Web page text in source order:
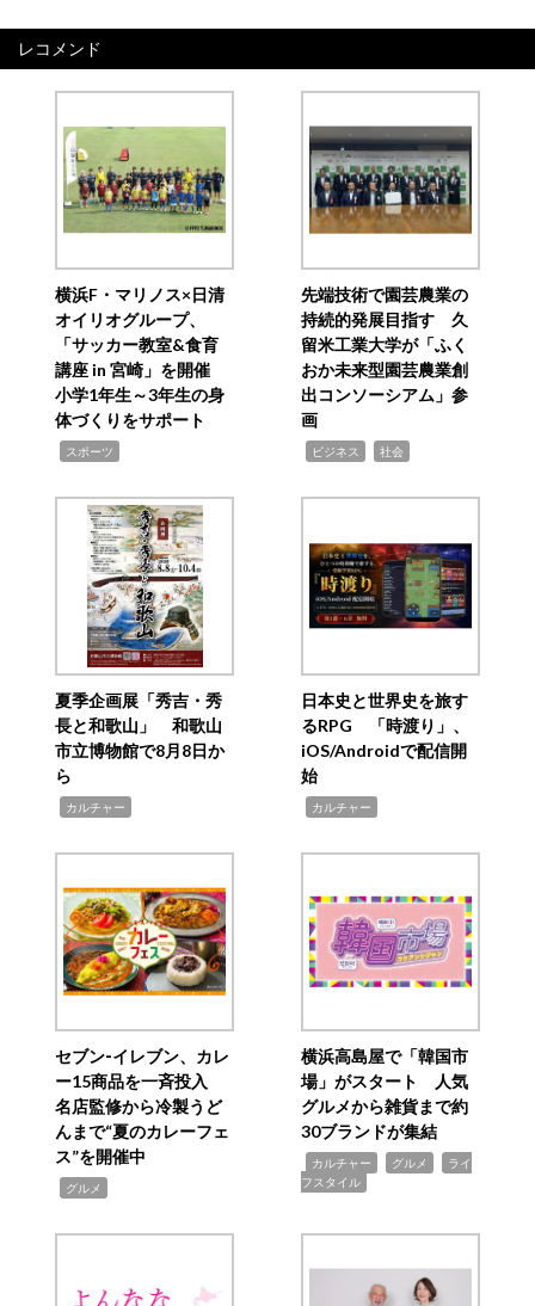
レコメンド
横浜F・マリノス×日清
オイリオグループ、
「サッカー教室&食育
講座 in 宮崎」を開催
小学1年生～3年生の身
体づくりをサポート
スポーツ
先端技術で園芸農業の
持続的発展目指す 久
留米工業大学が「ふく
おか未来型園芸農業創
出コンソーシアム」参
画
ビジネス 社会
夏季企画展「秀吉・秀
長と和歌山」 和歌山
市立博物館で8月8日か
ら
カルチャー
日本史と世界史を旅す
るRPG 「時渡り」、
iOS/Androidで配信開
始
カルチャー
セブン‐イレブン、カレ
ー15商品を一斉投入
名店監修から冷製うど
んまで“夏のカレーフェ
ス”を開催中
グルメ
横浜高島屋で「韓国市
場」がスタート 人気
グルメから雑貨まで約
30ブランドが集結
カルチャー グルメ
ライ
フスタイル